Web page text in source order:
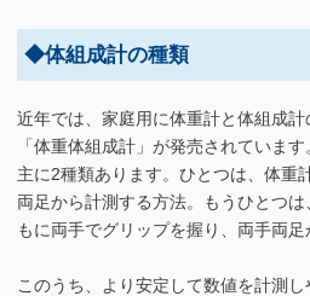
◆体組成計の種類
近年では、家庭用に体重計と体組成
「体重体組成計」が発売されていま
主に2種類あります。ひとつは、体重
両足から計測する方法。もうひとつ
もに両手でグリップを握り、両手両足
このうち、より安定して数値を計測